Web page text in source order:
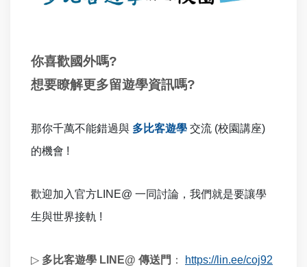
你喜歡國外嗎?
想要瞭解更多留遊學資訊嗎?
那你千萬不能錯過與 多比客遊學 交流 (校園講座)
的機會 !
歡迎加入官方LINE@ 一同討論，我們就是要讓學
生與世界接軌 !
▷ 多比客遊學 LINE@ 傳送門 ：
https://lin.ee/coj92